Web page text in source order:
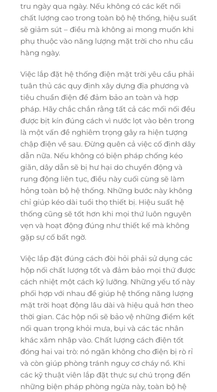
tru ngày qua ngày. Nếu không có các kết nối
chất lượng cao trong toàn bộ hệ thống, hiệu suất
sẽ giảm sút – điều mà không ai mong muốn khi
phụ thuộc vào năng lượng mặt trời cho nhu cầu
hàng ngày.
Việc lắp đặt hệ thống điện mặt trời yêu cầu phải
tuân thủ các quy định xây dựng địa phương và
tiêu chuẩn điện để đảm bảo an toàn và hợp
pháp. Hãy chắc chắn rằng tất cả các mối nối đều
được bịt kín đúng cách vì nước lọt vào bên trong
là một vấn đề nghiêm trọng gây ra hiện tượng
chập điện về sau. Đừng quên cả việc cố định dây
dẫn nữa. Nếu không có biện pháp chống kéo
giãn, dây dẫn sẽ bị hư hại do chuyển động và
rung động liên tục, điều này cuối cùng sẽ làm
hỏng toàn bộ hệ thống. Những bước này không
chỉ giúp kéo dài tuổi thọ thiết bị. Hiệu suất hệ
thống cũng sẽ tốt hơn khi mọi thứ luôn nguyên
vẹn và hoạt động đúng như thiết kế mà không
gặp sự cố bất ngờ.
Việc lắp đặt đúng cách đòi hỏi phải sử dụng các
hộp nối chất lượng tốt và đảm bảo mọi thứ được
cách nhiệt một cách kỹ lưỡng. Những yếu tố này
phối hợp với nhau để giúp hệ thống năng lượng
mặt trời hoạt động lâu dài và hiệu quả hơn theo
thời gian. Các hộp nối sẽ bảo vệ những điểm kết
nối quan trọng khỏi mưa, bụi và các tác nhân
khác xâm nhập vào. Chất lượng cách điện tốt
đóng hai vai trò: nó ngăn không cho điện bị rò rỉ
và còn giúp phòng tránh nguy cơ cháy nổ. Khi
các kỹ thuật viên lắp đặt thực sự chú trọng đến
những biện pháp phòng ngừa này, toàn bộ hệ